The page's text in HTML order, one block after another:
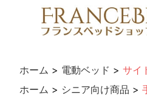
ホーム > 電動ベッド > サイ
ホーム > シニア向け商品 >